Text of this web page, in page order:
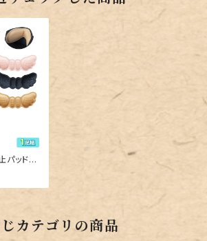
パッド／
じカテゴリの商品